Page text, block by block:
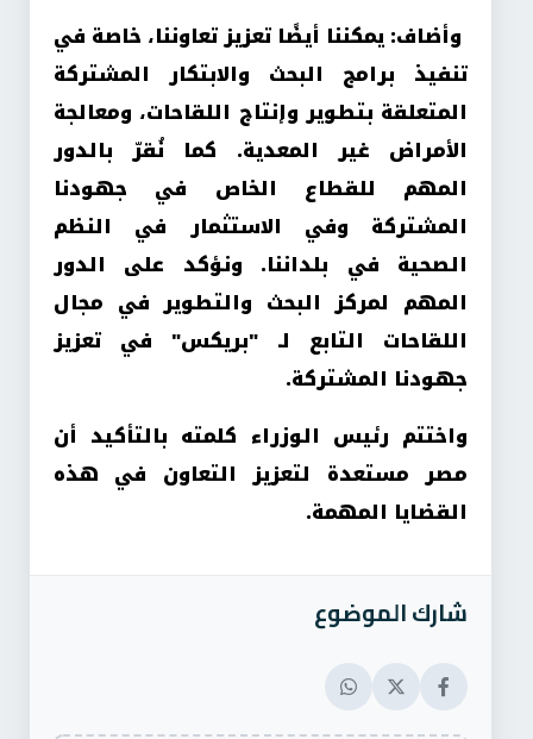
وأضاف: يمكننا أيضًا تعزيز تعاوننا، خاصة في
تنفيذ برامج البحث والابتكار المشتركة
المتعلقة بتطوير وإنتاج اللقاحات، ومعالجة
الأمراض غير المعدية. كما نُقرّ بالدور
المهم للقطاع الخاص في جهودنا
المشتركة وفي الاستثمار في النظم
الصحية في بلداننا. ونؤكد على الدور
المهم لمركز البحث والتطوير في مجال
اللقاحات التابع لـ "بريكس" في تعزيز
جهودنا المشتركة.
واختتم رئيس الوزراء كلمته بالتأكيد أن
مصر مستعدة لتعزيز التعاون في هذه
القضايا المهمة.
شارك الموضوع